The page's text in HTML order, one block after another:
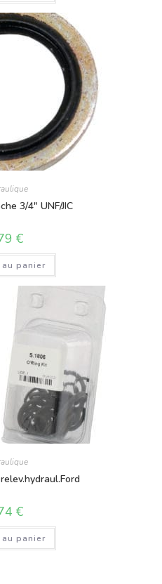
3/4″ UNF/JIC
€
panier
€
panier